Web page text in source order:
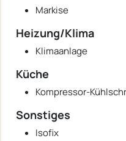
Markise
Heizung/Klima
Klimaanlage
Küche
Kompressor-
Sonstiges
Isofix